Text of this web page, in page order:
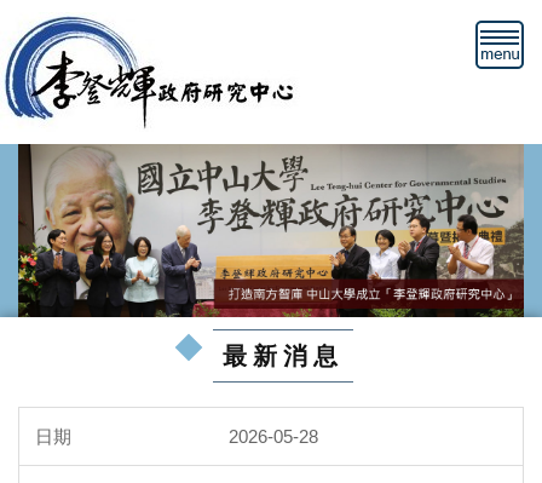
到
主
要
內
容
最新消息
2026-05-28